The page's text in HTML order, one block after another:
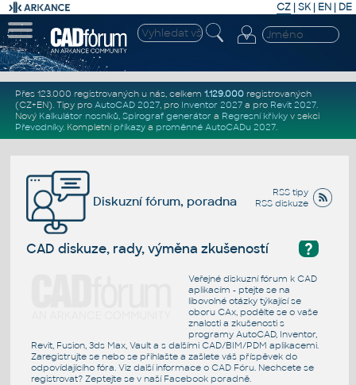
CZ | SK| EN | DE
Přes 123.000 registrovaných u nás, celkem 1.129.000registrovaných
(CZ+EN). Tipy pro AutoCAD 2027, pro Inventor 2027a pro Revit 2027.
Nový Kalkulátor nosníků, Spirograf generátor a Regresní křivkyv sekci
Převodníky. Kompletní příkazya proměnné AutoCADu 2027.
RSS tipy
RSS diskuze
Diskuzní fórum, poradna
?
CAD diskuze, rady, výměna zkušeností
Veřejné diskuzní fórum k CAD
aplikacím - ptejte se na
libovolné otázky týkající se
oboru CAx, podělte se o vaše
znalosti a zkušenosti s
programy AutoCAD, Inventor,
Revit, Fusion, 3ds Max, Vault a s dalšími CAD/BIM/PDM aplikacemi.
Zaregistrujte se nebo se přihlašte a zašlete váš příspěvek do
odpovídajícího fóra. Viz další informace o CAD Fóru. Nechcete se
registrovat? Zeptejte se v naší Facebook poradně.